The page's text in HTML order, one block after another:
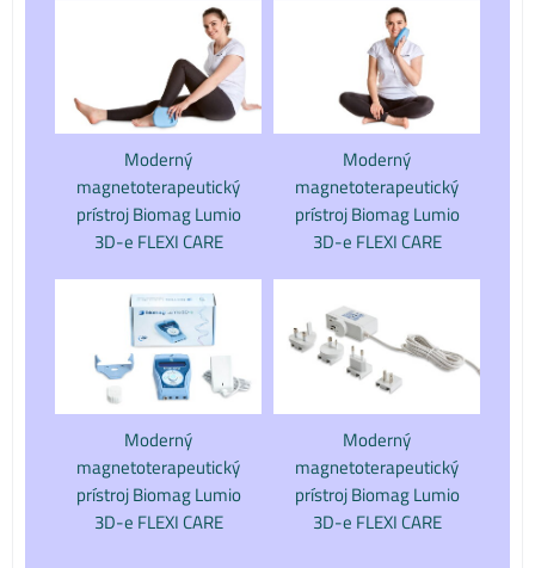
Moderný
magnetoterapeutický
prístroj Biomag Lumio
3D-e FLEXI CARE
Moderný
magnetoterapeutický
prístroj Biomag Lumio
3D-e FLEXI CARE
Moderný
magnetoterapeutický
prístroj Biomag Lumio
3D-e FLEXI CARE
Moderný
magnetoterapeutický
prístroj Biomag Lumio
3D-e FLEXI CARE